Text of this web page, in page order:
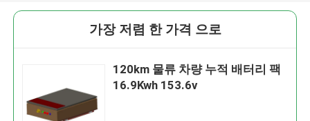
가장 저렴 한 가격 으로
120km 물류 차량 누적 배터리 팩
16.9Kwh 153.6v